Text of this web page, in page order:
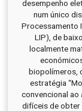
desempenho
num único
Processamento
LIP), de
localmente
biopolímeros,
estratégia
convencional
difíceis de